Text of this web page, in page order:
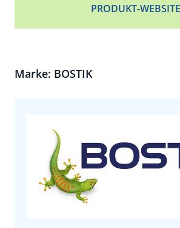
PRODUKT-WEBSITE
Marke: BOSTIK